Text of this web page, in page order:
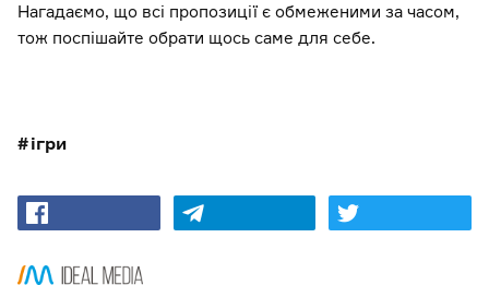
Нагадаємо, що всі пропозиції є обмеженими за часом,
тож поспішайте обрати щось саме для себе.
ігри